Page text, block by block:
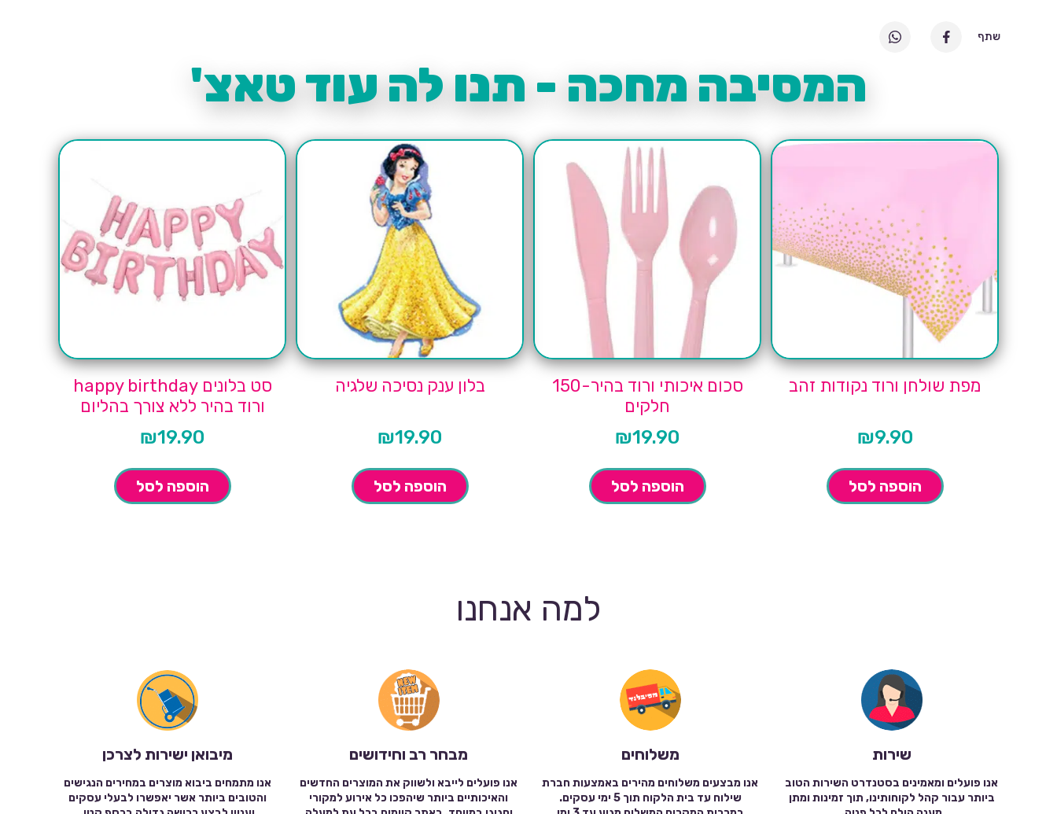
שתף
המסיבה מחכה - תנו לה עוד טאצ'
מפת שולחן ורוד נקודות זהב
₪9.90
הוספה לסל
סכום איכותי ורוד בהיר-150
חלקים
₪19.90
הוספה לסל
בלון ענק נסיכה שלגיה
₪19.90
הוספה לסל
סט בלונים happy birthday
ורוד בהיר ללא צורך בהליום
₪19.90
הוספה לסל
למה אנחנו
שירות
אנו פועלים ומאמינים בסטנדרט השירות הטוב
ביותר עבור קהל לקוחותינו, תוך זמינות ומתן
משלוחים
אנו מבצעים משלוחים מהירים באמצעות חברת
שילוח עד בית הלקוח תוך 5 ימי עסקים.
מבחר רב וחידושים
אנו פועלים לייבא ולשווק את המוצרים החדשים
והאיכותיים ביותר שיהפכו כל אירוע למקורי
מיבואן ישירות לצרכן
אנו מתמחים ביבוא מוצרים במחירים הנגישים
והטובים ביותר אשר יאפשרו לבעלי עסקים